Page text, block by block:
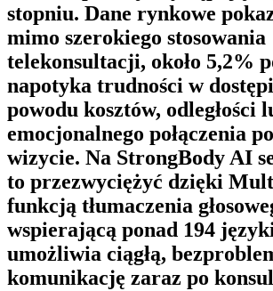
stopniu. Dane rynkowe
mimo szerokiego stosowania
telekonsultacji, około 5,2%
napotyka trudności w
powodu kosztów, odległości
emocjonalnego połączenia
wizycie. Na StrongBody AI
to przezwyciężyć dzięki
funkcją tłumaczenia
wspierającą ponad 194
umożliwia ciągłą,
komunikację zaraz po